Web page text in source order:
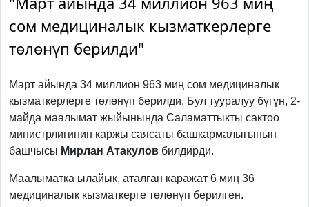
сом медициналык кызматкерлерге
төлөнүп берилди"
Март айында 34 миллион 963 миң сом медициналык
кызматкерлерге төлөнүп берилди. Бул тууралуу бүгүн, 2-
майда маалымат жыйынында Саламаттыкты сактоо
министрлигинин каржы саясаты башкармалыгынын
башчысы Мирлан Атакулов билдирди.
Маалыматка ылайык, аталган каражат 6 миң 36
медициналык кызматкерге төлөнүп берилген.